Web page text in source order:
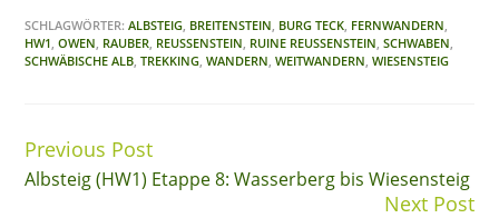
SCHLAGWÖRTER:ALBSTEIG BREITENSTEIN BURG TECK FERNWANDERN
HW1 ,OWEN RAUBER REUSSENSTEIN RUINE REUSSENSTEIN ,SCHWABEN
SCHWÄBISCHE ALB ,TREKKING ,WANDERN ,WEITWANDERN ,WIESENSTEIG
Continue
Reading
Previous Post
Albsteig (HW1) Etappe 8: Wasserberg bis Wiesensteig
Next Post